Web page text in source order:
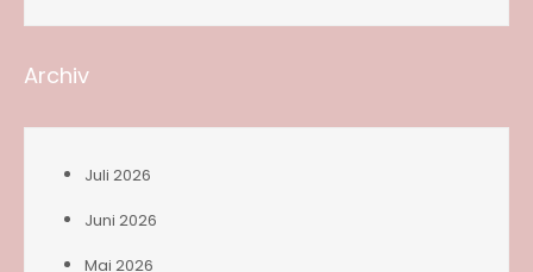
Archiv
Juli 2026
Juni 2026
Mai 2026